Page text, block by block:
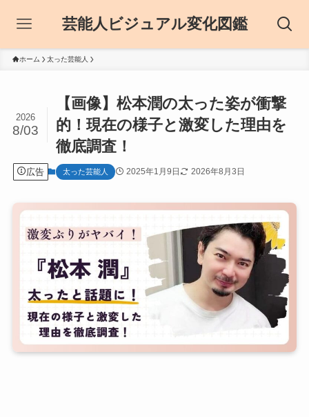
芸能人ビジュアル変化図鑑
ホーム 太った芸能人
【画像】松本潤の太った姿が衝撃
的！現在の様子と激変した理由を
徹底調査！
2026
8/03
広告 太った芸能人 2025年1月9日 2026年8月3日